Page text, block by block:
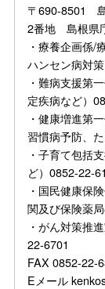
〒690-8501
2番地 島根県
・療養企画係/
ハンセン病対
・難病支援第
定疾病など）
・健康増進第
習慣病予防、
・子育て包括
ど）0852-22-
・国民健康保
関及び保険薬
・がん対策推
22-6701
FAX 0852-22-
Eメール